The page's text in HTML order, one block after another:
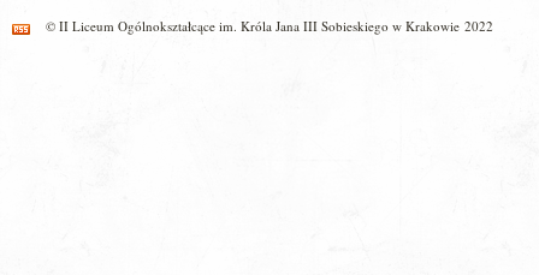
© II Liceum Ogólnokształcące im. Króla Jana III Sobieskiego w Krakowie 2022